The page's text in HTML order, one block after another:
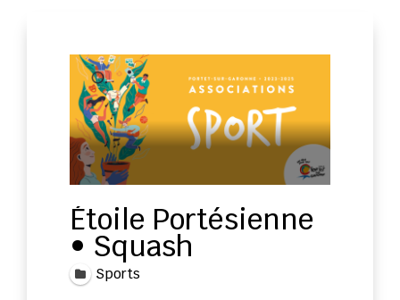
Étoile Portésienne
• Squash
Sports